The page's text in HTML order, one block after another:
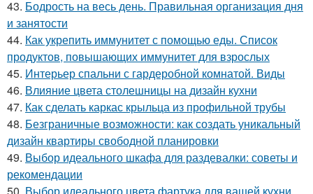
43. Бодрость на весь день. Правильная организация дня
и занятости
44. Как укрепить иммунитет с помощью еды. Список
продуктов, повышающих иммунитет для взрослых
45. Интерьер спальни с гардеробной комнатой. Виды
46. Влияние цвета столешницы на дизайн кухни
47. Как сделать каркас крыльца из профильной трубы
48. Безграничные возможности: как создать уникальный
дизайн квартиры свободной планировки
49. Выбор идеального шкафа для раздевалки: советы и
рекомендации
50. Выбор идеального цвета фартука для вашей кухни